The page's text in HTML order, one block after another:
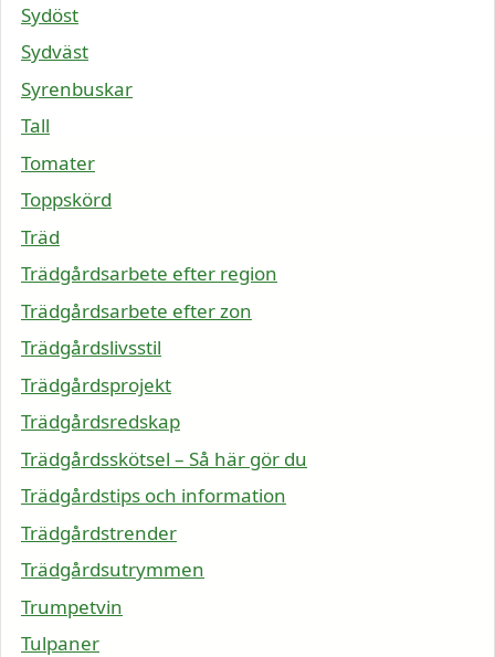
Sydöst
Sydväst
Syrenbuskar
Tall
Tomater
Toppskörd
Träd
Trädgårdsarbete efter region
Trädgårdsarbete efter zon
Trädgårdslivsstil
Trädgårdsprojekt
Trädgårdsredskap
Trädgårdsskötsel – Så här gör du
Trädgårdstips och information
Trädgårdstrender
Trädgårdsutrymmen
Trumpetvin
Tulpaner